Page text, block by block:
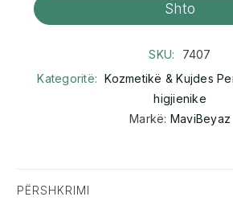
Shto
SKU:
7407
Kategoritë:
Kozmetikë & Kujdes
higjienike
Markë: MaviBeyaz
PËRSHKRIMI